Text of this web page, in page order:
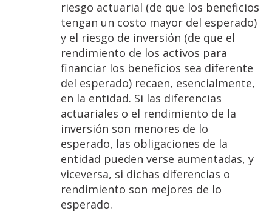
riesgo actuarial (de que los beneficios
tengan un costo mayor del esperado)
y el riesgo de inversión (de que el
rendimiento de los activos para
financiar los beneficios sea diferente
del esperado) recaen, esencialmente,
en la entidad. Si las diferencias
actuariales o el rendimiento de la
inversión son menores de lo
esperado, las obligaciones de la
entidad pueden verse aumentadas, y
viceversa, si dichas diferencias o
rendimiento son mejores de lo
esperado.